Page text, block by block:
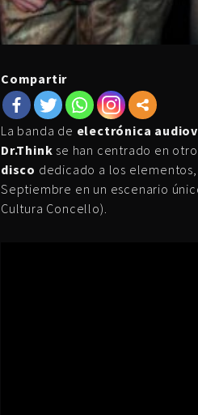
Compartir
La banda de electrónica
Dr.Think se han centrado en
disco dedicado a los
Septiembre en un escenario
Cultura Concello).